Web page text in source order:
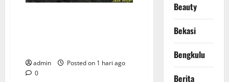
admin
Posted on 1 hari ago
0
Beauty
Bekasi
Bengkulu
Berita